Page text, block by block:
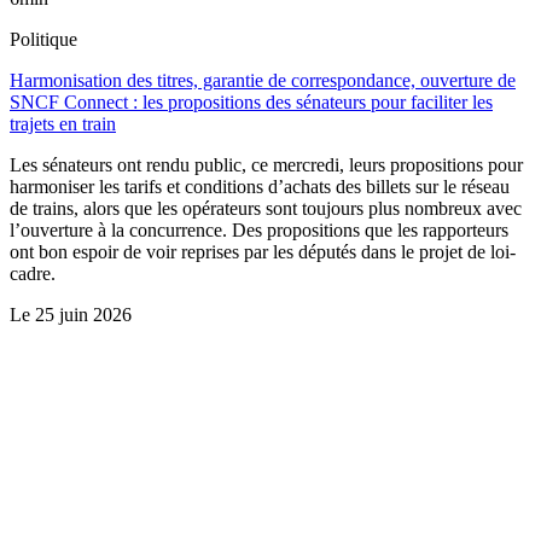
Politique
Harmonisation des titres, garantie de correspondance, ouverture de
SNCF Connect : les propositions des sénateurs pour faciliter les
trajets en train
Les sénateurs ont rendu public, ce mercredi, leurs propositions pour
harmoniser les tarifs et conditions d’achats des billets sur le réseau
de trains, alors que les opérateurs sont toujours plus nombreux avec
l’ouverture à la concurrence. Des propositions que les rapporteurs
ont bon espoir de voir reprises par les députés dans le projet de loi-
cadre.
Le 25 juin 2026